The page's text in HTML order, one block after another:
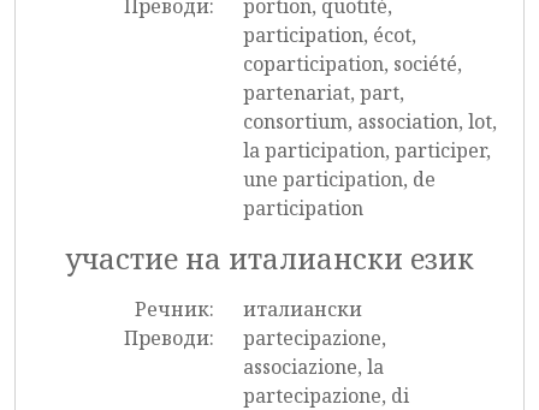
Преводи:
portion, quotité,
participation, écot,
coparticipation, société,
partenariat, part,
consortium, association, lot,
la participation, participer,
une participation, de
participation
участие на италиански език
Речник:
италиански
Преводи:
partecipazione,
associazione, la
partecipazione, di